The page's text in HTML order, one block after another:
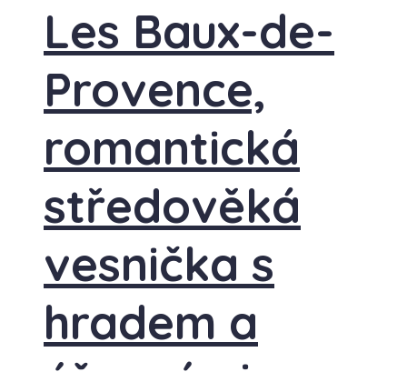
Les Baux-de-
Provence,
romantická
středověká
vesnička s
hradem a